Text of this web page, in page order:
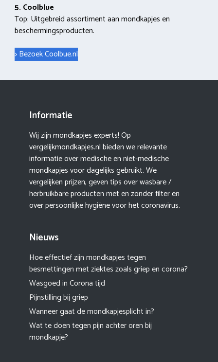
5. Coolblue
Top: Uitgebreid assortiment aan mondkapjes en
beschermingsproducten.
> Bezoek Coolbue.nl
Informatie
Wij zijn mondkapjes experts! Op
vergelijkmondkapjes.nl bieden we relevante
informatie over medische en niet-medische
mondkapjes voor dagelijks gebruikt. We
vergelijken prijzen, geven tips over wasbare /
herbruikbare producten met en zonder filter en
over persoonlijke hygiëne voor het coronavirus.
Nieuws
Hoe effectief zijn mondkapjes tegen
besmettingen met ziektes zoals griep en corona?
Wasgoed in Corona tijd
Pijnstilling bij griep
Wanneer gaat de mondkapjesplicht in?
Wat te doen tegen pijn achter oren bij
mondkapje?